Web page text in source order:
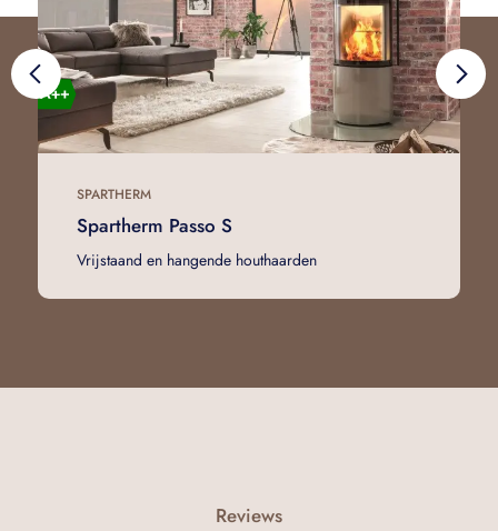
SPARTHERM
Spartherm Passo S
Vrijstaand en hangende houthaarden
Reviews